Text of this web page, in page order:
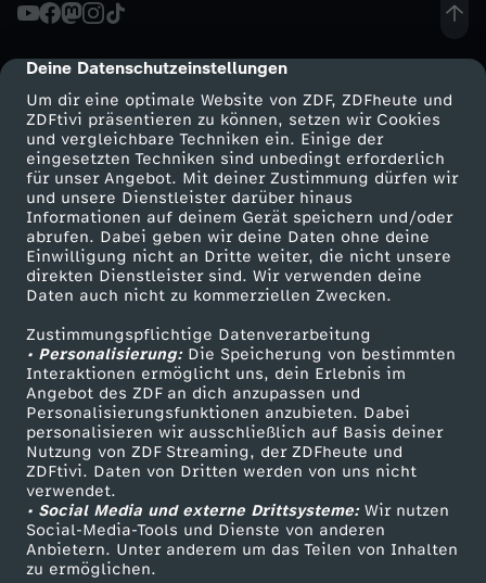
cmp-dialog-description
Deine Datenschutzeinstellungen
Um dir eine optimale Website von ZDF, ZDFheute und
ZDFtivi präsentieren zu können, setzen wir Cookies
und vergleichbare Techniken ein. Einige der
eingesetzten Techniken sind unbedingt erforderlich
für unser Angebot. Mit deiner Zustimmung dürfen wir
und unsere Dienstleister darüber hinaus
Informationen auf deinem Gerät speichern und/oder
abrufen. Dabei geben wir deine Daten ohne deine
Einwilligung nicht an Dritte weiter, die nicht unsere
direkten Dienstleister sind. Wir verwenden deine
Daten auch nicht zu kommerziellen Zwecken.
Zustimmungspflichtige Datenverarbeitung
• Personalisierung:Die Speicherung von bestimmten
Interaktionen ermöglicht uns, dein Erlebnis im
Angebot des ZDF an dich anzupassen und
Personalisierungsfunktionen anzubieten. Dabei
personalisieren wir ausschließlich auf Basis deiner
Nutzung von ZDF Streaming, der ZDFheute und
ZDFtivi. Daten von Dritten werden von uns nicht
verwendet.
• Social Media und externe Drittsysteme:Wir nutzen
Social-Media-Tools und Dienste von anderen
Anbietern. Unter anderem um das Teilen von Inhalten
zu ermöglichen.
i
c
h
t
i
n
e
i
n
e
m
Mehr ZDF
ZDF-Apps
Smart TV
ZDFtext
Livestreams
Sendungen A-Z
TV-Programm
Service
ZDFmitreden
Kontakt zum ZDF
Tickets
Zuschauerservice
Hilfe
ZDF Unternehmen
Karriere